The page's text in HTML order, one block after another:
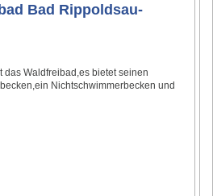
Bad Rippoldsau-
das Waldfreibad,es bietet seinen
Nichtschwimmerbecken und